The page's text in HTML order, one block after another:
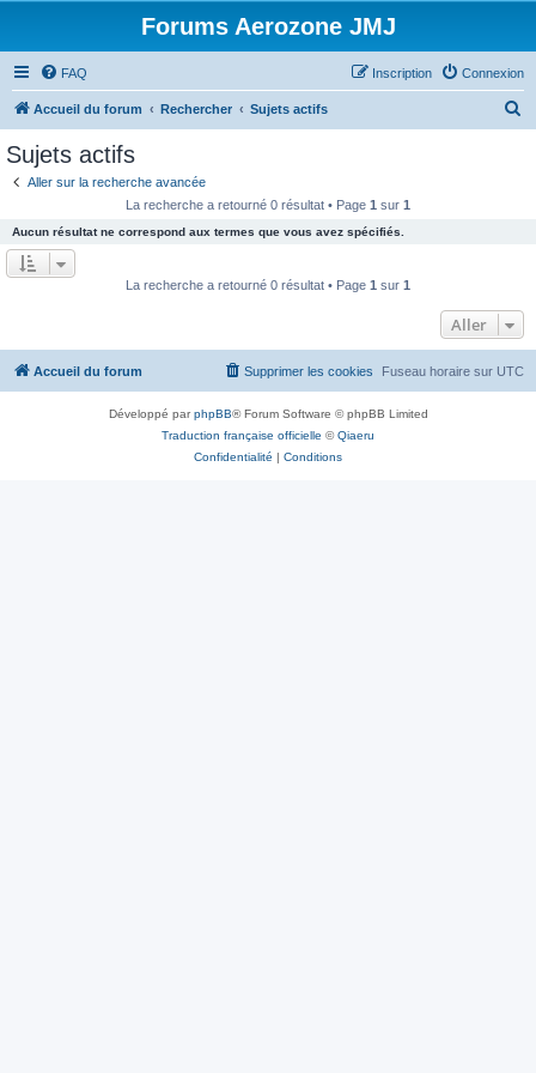
Forums Aerozone JMJ
FAQ Connexion
Inscription
Accueil du forum Rechercher Sujets actifs
e
Sujets actifs
Aller sur la recherche avancée
La recherche a retourné 0 résultat • Page 1 sur 1
Aucun résultat ne correspond aux termes que vous avez spécifiés.
La recherche a retourné 0 résultat • Page 1 sur 1
Aller
Accueil du forum Fuseau horaire sur UTC
Supprimer les cookies
Développé parphpBB® Forum Software © phpBB Limited
Traduction française officielle ©Qiaeru
Confidentialité | Conditions